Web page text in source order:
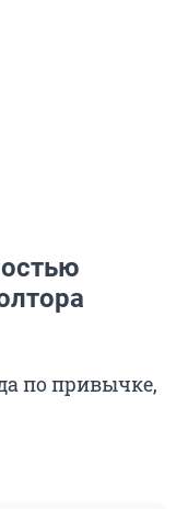
по привычке,